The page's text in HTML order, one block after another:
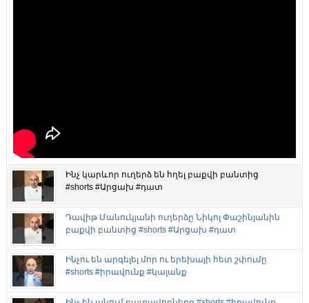
Ինչ կարևոր ուղերձ են հղել բաքվի բանտից
#shorts #Արցախ #դատ
Դավիթ Մանուկյանի ուղերձը Նիկոլ Փաշինյանին
բաքվի բանտից #shorts #Արցախ #դատ
Ինչու են արգելել մոր ու երեխայի հետ շփումը
#shorts #իրավունք #կալանք